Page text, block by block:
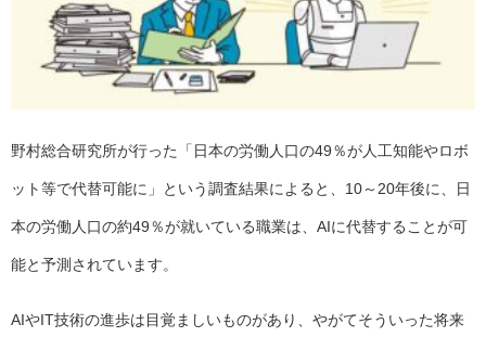
野村総合研究所が行った「 日本の労働人口の49％が人工知能やロボ
ット等で代替可能に 」という調査結果によると、10～20年後に、日
本の労働人口の約49％が就いている職業は、AIに代替することが可
能と予測されています。
AIやIT技術の進歩は目覚ましいものがあり、やがてそういった将来